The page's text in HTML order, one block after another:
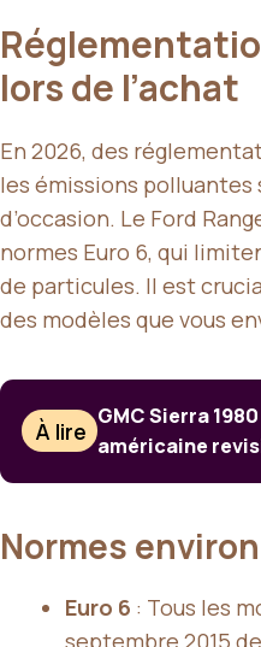
lors de l’achat
En 2026, des
les émissions polluantes
d’occasion. Le Ford
normes Euro 6, qui
de particules. Il est
des modèles que vous
À lire
GMC Sierra
américaine
Normes
Euro 6 : Tous les
septembre 2015